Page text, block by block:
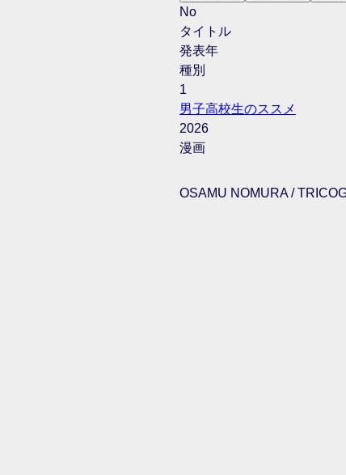
No
タイトル
発表年
種別
1
男子高校生のススメ
2026
漫画
OSAMU NOMURA /